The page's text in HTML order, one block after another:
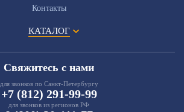
Контакты
КАТАЛОГ
Свяжитесь с нами
для звонков по Санкт-Петербургу
+7 (812) 291-99-99
для звонков из регионов РФ